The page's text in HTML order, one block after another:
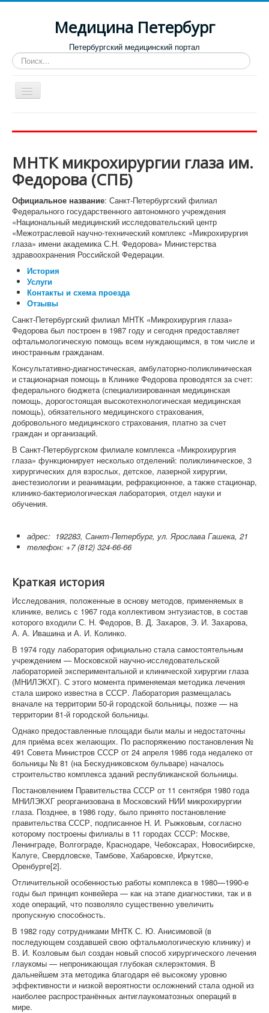
Медицина Петербург
Петербургский медицинский портал
Искать...
Toggle
Navigation
Роддома и женские консультации
Диспансеры
Лучшие клиники по направлениям
Отзывы о медицинских учреждениях
МНТК микрохирургии глаза им.
Федорова (СПБ)
Официальное название: Санкт-Петербургский филиал
Федерального государственного автономного учреждения
«Национальный медицинский исследовательский центр
«Межотраслевой научно-технический комплекс «Микрохирургия
глаза» имени академика С.Н. Федорова» Министерства
здравоохранения Российской Федерации.
История
Услуги
Контакты и схема проезда
Отзывы
Санкт-Петербургский филиал МНТК «Микрохирургия глаза»
Федорова был построен в 1987 году и сегодня предоставляет
офтальмологическую помощь всем нуждающимся, в том числе и
иностранным гражданам.
Консультативно-диагностическая, амбулаторно-поликлиническая
и стационарная помощь в Клинике Федорова проводятся за счет:
федерального бюджета (специализированная медицинская
помощь, дорогостоящая высокотехнологическая медицинская
помощь), обязательного медицинского страхования,
добровольного медицинского страхования, платно за счет
граждан и организаций.
В Санкт-Петербургском филиале комплекса «Микрохирургия
глаза» функционирует несколько отделений: поликлиническое, 3
хирургических для взрослых, детское, лазерной хирургии,
анестезиологии и реанимации, рефракционное, а также стационар,
клинико-бактериологическая лаборатория, отдел науки и
обучения.
адрес: 192283, Санкт-Петербург, ул. Ярослава Гашека, 21
телефон: +7 (812) 324-66-66
Краткая история
Исследования, положенные в основу методов, применяемых в
клинике, велись с 1967 года коллективом энтузиастов, в состав
которого входили С. Н. Федоров, В. Д. Захаров, Э. И. Захарова,
А. А. Ивашина и А. И. Колинко.
В 1974 году лаборатория официально стала самостоятельным
учреждением — Московской научно-исследовательской
лабораторией экспериментальной и клинической хирургии глаза
(МНИЛЭКХГ). С этого момента применяемая методика лечения
стала широко известна в СССР. Лаборатория размещалась
вначале на территории 50-й городской больницы, позже — на
территории 81-й городской больницы.
Однако предоставленные площади были малы и недостаточны
для приёма всех желающих. По распоряжению постановления №
491 Совета Министров СССР от 24 апреля 1986 года недалеко от
больницы № 81 (на Бескудниковском бульваре) началось
строительство комплекса зданий республиканской больницы.
Постановлением Правительства СССР от 11 сентября 1980 года
МНИЛЭКХГ реорганизована в Московский НИИ микрохирургии
глаза. Позднее, в 1986 году, было принято постановление
правительства СССР, подписанное Н. И. Рыжковым, согласно
которому построены филиалы в 11 городах СССР: Москве,
Ленинграде, Волгограде, Краснодаре, Чебоксарах, Новосибирске,
Калуге, Свердловске, Тамбове, Хабаровске, Иркутске,
Оренбурге[2].
Отличительной особенностью работы комплекса в 1980—1990-е
годы был принцип конвейера — как на этапе диагностики, так и в
ходе операций, что позволяло существенно увеличить
пропускную способность.
В 1982 году сотрудниками МНТК С. Ю. Анисимовой (в
последующем создавшей свою офтальмологическую клинику) и
В. И. Козловым был создан новый способ хирургического лечения
глаукомы — непроникающая глубокая склерэктомия. В
дальнейшем эта методика благодаря её высокому уровню
эффективности и низкой вероятности осложнений стала одной из
наиболее распространённых антиглаукоматозных операций в
мире.